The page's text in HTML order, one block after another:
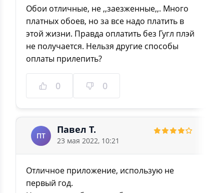
Обои отличные, не ,,заезженные,,. Много
платных обоев, но за все надо платить в
этой жизни. Правда оплатить без Гугл плэй
не получается. Нельзя другие способы
оплаты прилепить?
0 0
ПТ
Павел Т.
23 мая 2022, 10:21
Отличное приложение, использую не
первый год.